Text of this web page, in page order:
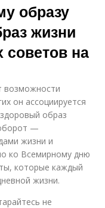
образу
жизни
на
возможности
он ассоциируется
образ
—
жизни и
ко Всемирному дню
которые каждый
жизни.
не